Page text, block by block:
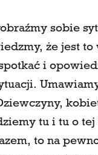
sobie
że jest
i
tu i tu o tej
to na